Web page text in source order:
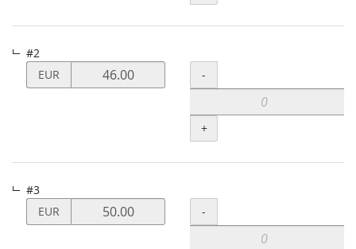
#2
Preis
von
EUR Menge
-
+
#3
Preis
von
EUR Menge
-